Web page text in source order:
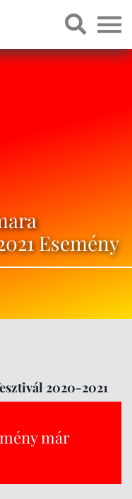
Esemény
2020-2021
már